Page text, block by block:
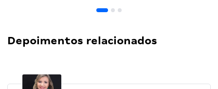
Depoimentos relacionados